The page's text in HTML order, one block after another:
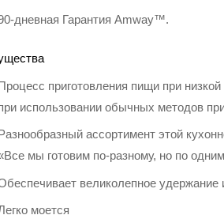
дневная Гарантия Amway™.
приготовления пищи при
использовании обычных методов
ассортимент этой
мы готовим по-разному, но по
великолепное удержание
моется